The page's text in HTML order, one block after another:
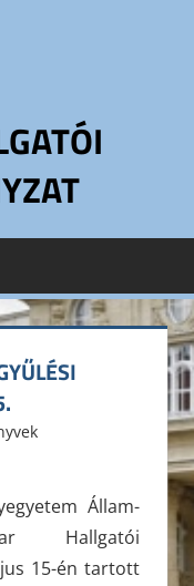
Állam-
Hallgatói
15-én tartott